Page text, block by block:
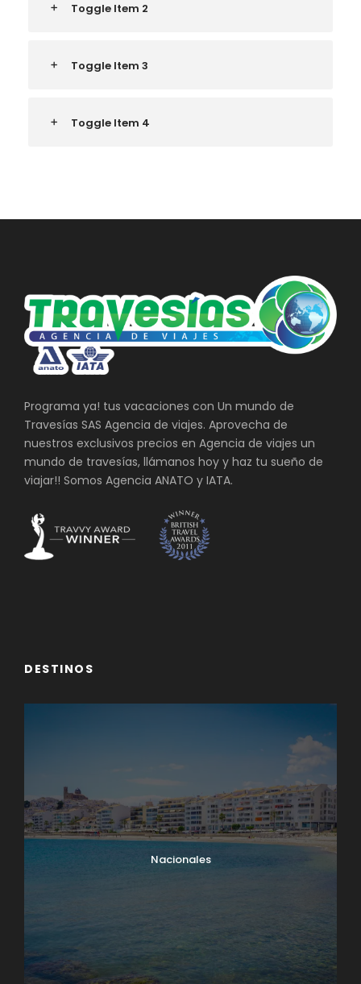
Toggle Item 2
Toggle Item 3
Toggle Item 4
Programa ya! tus vacaciones con Un mundo de
Travesías SAS Agencia de viajes. Aprovecha de
nuestros exclusivos precios en Agencia de viajes un
mundo de travesías, llámanos hoy y haz tu sueño de
viajar!! Somos Agencia ANATO y IATA.
DESTINOS
Nacionales